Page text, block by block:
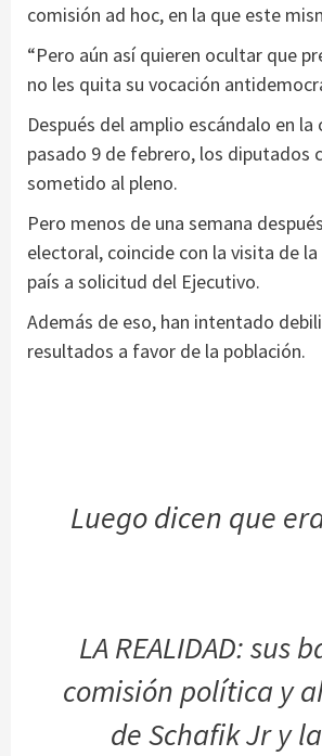
comisión ad hoc, en la que este
“Pero aún así quieren ocultar que
no les quita su vocación
Después del amplio escándalo en
pasado 9 de febrero, los diputados
sometido al pleno.
Pero menos de una semana
electoral, coincide con la visita de
país a solicitud del Ejecutivo.
Además de eso, han intentado
resultados a favor de la población.
Luego dicen que
LA REALIDAD:
comisión política y
de Schafik Jr y